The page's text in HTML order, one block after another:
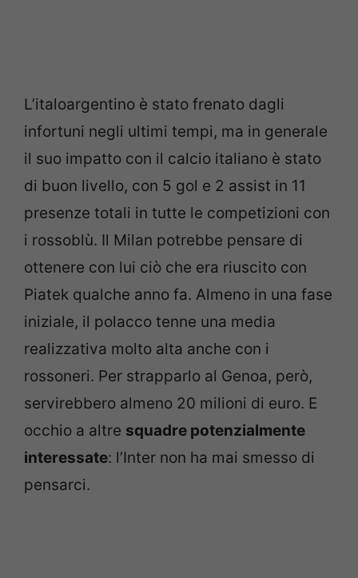
L’italoargentino è stato frenato dagli
infortuni negli ultimi tempi, ma in generale
il suo impatto con il calcio italiano è stato
di buon livello, con 5 gol e 2 assist in 11
presenze totali in tutte le competizioni con
i rossoblù. Il Milan potrebbe pensare di
ottenere con lui ciò che era riuscito con
Piatek qualche anno fa. Almeno in una fase
iniziale, il polacco tenne una media
realizzativa molto alta anche con i
rossoneri. Per strapparlo al Genoa, però,
servirebbero almeno 20 milioni di euro. E
occhio a altre squadre potenzialmente
interessate: l’Inter non ha mai smesso di
pensarci.